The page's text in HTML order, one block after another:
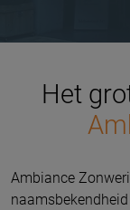
Het
Ambiance